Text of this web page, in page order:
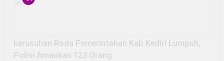
kerusuhan Roda Pemerintahan Kab Kediri Lumpuh,
Polisi Amankan 123 Orang